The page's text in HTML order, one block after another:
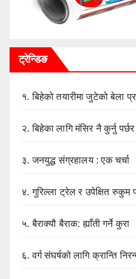
ट्रेन्डिङ
१.बिहेको तयारीमा जुटेको बेला
२.बिहेका लागि मंसिर नै कुर्नु
३.जनयुद्ध संग्रहालय : एक चर्चा
४.गुरिल्ला ट्रेल र उपेक्षित रुकुम
५.बैराक्यौ बैराक: ह्याँती गर्ने कुरा
६.वर्ग संघर्षको लागि क्रान्ति